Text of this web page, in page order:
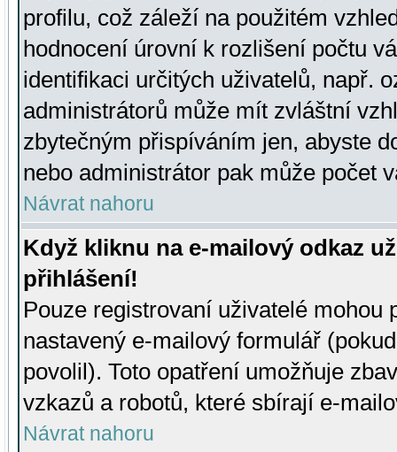
profilu, což záleží na použitém
hodnocení úrovní k rozlišení počtu
identifikaci určitých uživatelů, např.
administrátorů může mít zvláštní
zbytečným přispíváním jen, abyste
nebo administrátor pak může počet
Návrat nahoru
Když kliknu na e-mailový odkaz
přihlášení!
Pouze registrovaní uživatelé mohou
nastavený e-mailový formulář
povolil). Toto opatření umožňuje
vzkazů a robotů, které sbírají e-
Návrat nahoru